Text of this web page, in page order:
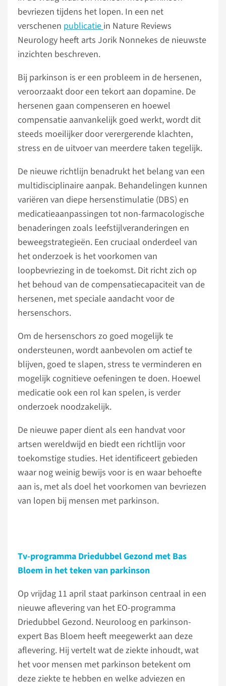
bevriezen tijdens het lopen. In een net
verschenen publicatie in Nature Reviews
Neurology heeft arts Jorik Nonnekes de nieuwste
inzichten beschreven.
Bij parkinson is er een probleem in de hersenen,
veroorzaakt door een tekort aan dopamine. De
hersenen gaan compenseren en hoewel
compensatie aanvankelijk goed werkt, wordt dit
steeds moeilijker door verergerende klachten,
stress en de uitvoer van meerdere taken tegelijk.
De nieuwe richtlijn benadrukt het belang van een
multidisciplinaire aanpak. Behandelingen kunnen
variëren van diepe hersenstimulatie (DBS) en
medicatieaanpassingen tot non-farmacologische
benaderingen zoals leefstijlveranderingen en
beweegstrategieën. Een cruciaal onderdeel van
het onderzoek is het voorkomen van
loopbevriezing in de toekomst. Dit richt zich op
het behoud van de compensatiecapaciteit van de
hersenen, met speciale aandacht voor de
hersenschors.
Om de hersenschors zo goed mogelijk te
ondersteunen, wordt aanbevolen om actief te
blijven, goed te slapen, stress te verminderen en
mogelijk cognitieve oefeningen te doen. Hoewel
medicatie ook een rol kan spelen, is verder
onderzoek noodzakelijk.
De nieuwe paper dient als een handvat voor
artsen wereldwijd en biedt een richtlijn voor
toekomstige studies. Het identificeert gebieden
waar nog weinig bewijs voor is en waar behoefte
aan is, met als doel het voorkomen van bevriezen
van lopen bij mensen met parkinson.
Tv-programma Driedubbel Gezond met Bas
Bloem in het teken van parkinson
Op vrijdag 11 april staat parkinson centraal in een
nieuwe aflevering van het EO-programma
Driedubbel Gezond. Neuroloog en parkinson-
expert Bas Bloem heeft meegewerkt aan deze
aflevering. Hij vertelt wat de ziekte inhoudt, wat
het voor mensen met parkinson betekent om
deze ziekte te hebben en welke adviezen en